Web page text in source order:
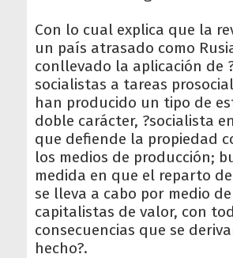
Con lo cual explica que la
un país atrasado como
conllevado la aplicación de
socialistas a tareas
han producido un tipo de
doble carácter, ?socialista
que defiende la propiedad
los medios de producción;
medida en que el reparto
se lleva a cabo por medio
capitalistas de valor, con
consecuencias que se
hecho?.